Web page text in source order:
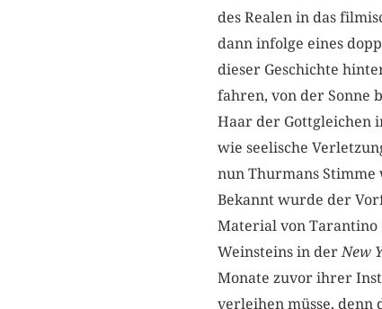
des Realen in das
dann infolge eines
dieser Geschichte
fahren, von der Sonne
Haar der Gottgleichen
wie seelische
nun Thurmans Stimme
Bekannt wurde der
Material von
Weinsteins in derNew
Monate zuvor ihrer
verleihen müsse, denn